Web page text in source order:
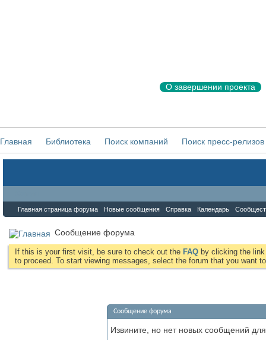
О завершении проекта
Главная Библиотека Поиск компаний Поиск пресс-релизов
Главная страница форума Новые сообщения Справка Календарь
Сообщение форума
If this is your first visit, be sure to check out the FAQ by clicking the
to proceed. To start viewing messages, select the forum that you want
Сообщение форума
Извините, но нет новых сообщений